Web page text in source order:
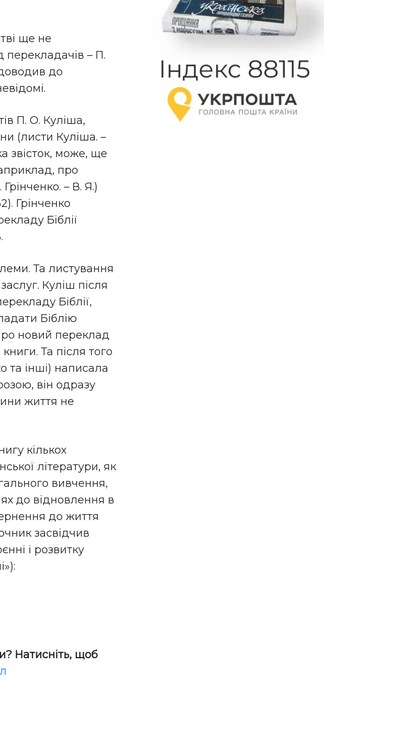
ще не
перекладачів – П.
до
П. О. Куліша,
(листи Куліша. –
звісток, може, ще
про
– В. Я.)
Грінченко
Біблії
Та листування
Куліш після
Біблії,
Біблію
новий переклад
Та після того
та інші) написала
він одразу
життя не
кількох
літератури, як
вивчення,
до відновлення в
до життя
засвідчив
і розвитку
Натисніть, щоб